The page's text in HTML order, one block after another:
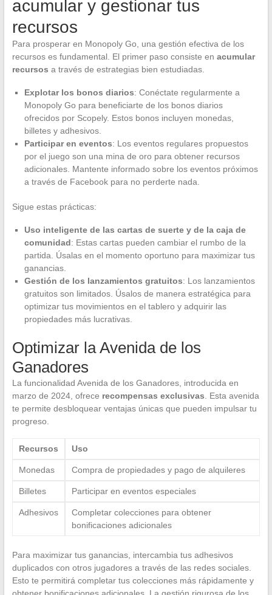
acumular y gestionar tus
recursos
Para prosperar en Monopoly Go, una gestión efectiva de los
recursos es fundamental. El primer paso consiste en acumular
recursos a través de estrategias bien estudiadas.
Explotar los bonos diarios: Conéctate regularmente a
Monopoly Go para beneficiarte de los bonos diarios
ofrecidos por Scopely. Estos bonos incluyen monedas,
billetes y adhesivos.
Participar en eventos: Los eventos regulares propuestos
por el juego son una mina de oro para obtener recursos
adicionales. Mantente informado sobre los eventos próximos
a través de Facebook para no perderte nada.
Sigue estas prácticas:
Uso inteligente de las cartas de suerte y de la caja de
comunidad: Estas cartas pueden cambiar el rumbo de la
partida. Úsalas en el momento oportuno para maximizar tus
ganancias.
Gestión de los lanzamientos gratuitos: Los lanzamientos
gratuitos son limitados. Úsalos de manera estratégica para
optimizar tus movimientos en el tablero y adquirir las
propiedades más lucrativas.
Optimizar la Avenida de los
Ganadores
La funcionalidad Avenida de los Ganadores, introducida en
marzo de 2024, ofrece recompensas exclusivas . Esta avenida
te permite desbloquear ventajas únicas que pueden impulsar tu
progreso.
Recursos Uso
Monedas Compra de propiedades y pago de alquileres
Billetes Participar en eventos especiales
Adhesivos
Completar colecciones para obtener
bonificaciones adicionales
Para maximizar tus ganancias, intercambia tus adhesivos
duplicados con otros jugadores a través de las redes sociales.
Esto te permitirá completar tus colecciones más rápidamente y
obtener bonificaciones adicionales. La gestión rigurosa de los